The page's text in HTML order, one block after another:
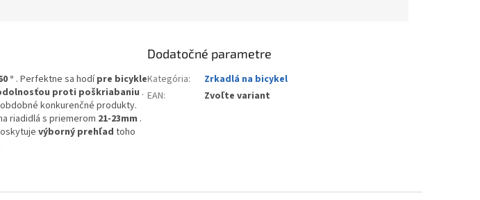
° . Perfektne sa hodípre bicykle
proti poškriabaniu .
konkurenčné produkty.
riadidlá s priemerom 21-23mm .
výborný prehľad toho
Dodatočné parametre
Kategória:
Zrkadlá na bicykel
EAN: Zvoľte variant